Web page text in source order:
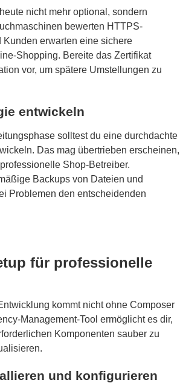
nicht mehr optional, sondern
bewerten HTTPS-
Kunden erwarten eine sichere
Shopping. Bereite das Zertifikat
vor, um spätere Umstellungen zu
entwickeln
solltest du eine durchdachte
Das mag übertrieben erscheinen,
Shop-Betreiber.
Backups von Dateien und
Problemen den entscheidenden
für professionelle
kommt nicht ohne Composer
Management-Tool ermöglicht es dir,
Komponenten sauber zu
und konfigurieren